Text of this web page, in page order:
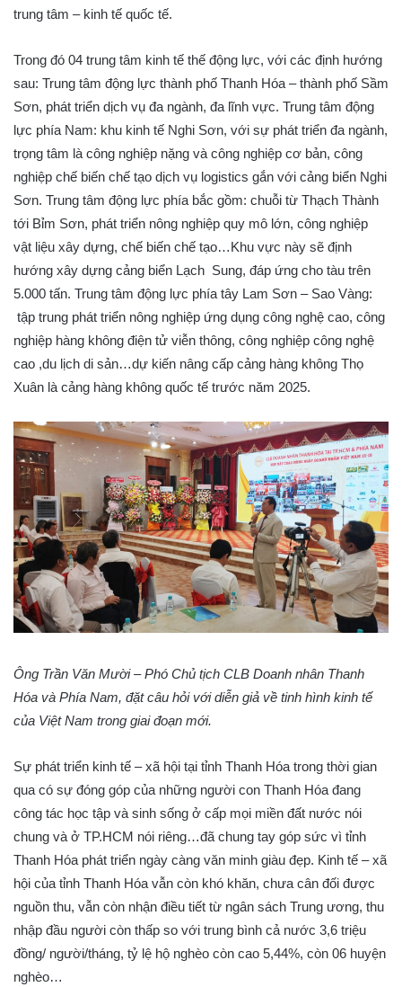
trung tâm – kinh tế quốc tế.
Trong đó 04 trung tâm kinh tế thế động lực, với các định hướng
sau: Trung tâm động lực thành phố Thanh Hóa – thành phố Sầm
Sơn, phát triển dịch vụ đa ngành, đa lĩnh vực. Trung tâm động
lực phía Nam: khu kinh tế Nghi Sơn, với sự phát triển đa ngành,
trọng tâm là công nghiệp nặng và công nghiệp cơ bản, công
nghiệp chế biến chế tạo dịch vụ logistics gắn với cảng biển Nghi
Sơn. Trung tâm động lực phía bắc gồm: chuỗi từ Thạch Thành
tới Bỉm Sơn, phát triển nông nghiệp quy mô lớn, công nghiệp
vật liệu xây dựng, chế biến chế tạo…Khu vực này sẽ định
hướng xây dựng cảng biển Lạch Sung, đáp ứng cho tàu trên
5.000 tấn. Trung tâm động lực phía tây Lam Sơn – Sao Vàng:
tập trung phát triển nông nghiệp ứng dụng công nghệ cao, công
nghiệp hàng không điện tử viễn thông, công nghiệp công nghệ
cao ,du lịch di sản…dự kiến nâng cấp cảng hàng không Thọ
Xuân là cảng hàng không quốc tế trước năm 2025.
Ông Trần Văn Mười – Phó Chủ tịch CLB Doanh nhân Thanh
Hóa và Phía Nam, đặt câu hỏi với diễn giả về tinh hình kinh tế
của Việt Nam trong giai đoạn mới.
Sự phát triển kinh tế – xã hội tại tỉnh Thanh Hóa trong thời gian
qua có sự đóng góp của những người con Thanh Hóa đang
công tác học tập và sinh sống ở cấp mọi miền đất nước nói
chung và ở TP.HCM nói riêng…đã chung tay góp sức vì tỉnh
Thanh Hóa phát triển ngày càng văn minh giàu đẹp. Kinh tế – xã
hội của tỉnh Thanh Hóa vẫn còn khó khăn, chưa cân đối được
nguồn thu, vẫn còn nhận điều tiết từ ngân sách Trung ương, thu
nhập đầu người còn thấp so với trung bình cả nước 3,6 triệu
đồng/ người/tháng, tỷ lệ hộ nghèo còn cao 5,44%, còn 06 huyện
nghèo…